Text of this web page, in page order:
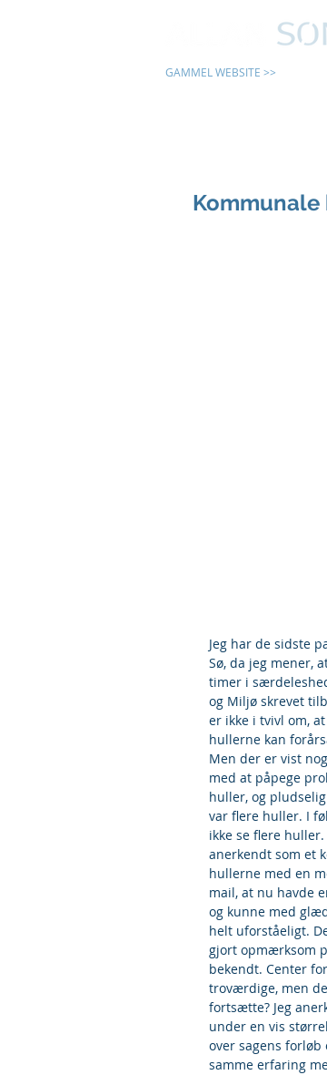
GAMMEL WEBSITE >>
Jeg har de sidste
Sø, da jeg mener,
timer i
og Miljø skrevet
er ikke i tvivl om,
hullerne kan
Men der er vist
med at påpege
huller, og
var flere huller. I
ikke se flere
anerkendt som et
hullerne med en
mail, at nu havde
og kunne med
helt uforståeligt.
gjort opmærksom
bekendt. Center
troværdige, men
fortsætte? Jeg
under en vis
over sagens forløb
samme erfaring